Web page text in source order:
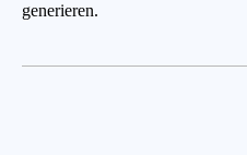
generieren.